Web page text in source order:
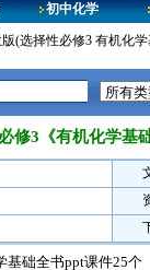
初中化学
版(选择性必修3 有机化
修3《有机化学基
基础全书ppt课件25个